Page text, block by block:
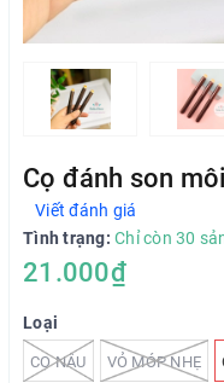
Cọ đánh son
Viết đánh giá
Tình trạng: Chỉ còn 30
21.000₫
Loại
CỌ NÂU VỎ MÓP NHẸ